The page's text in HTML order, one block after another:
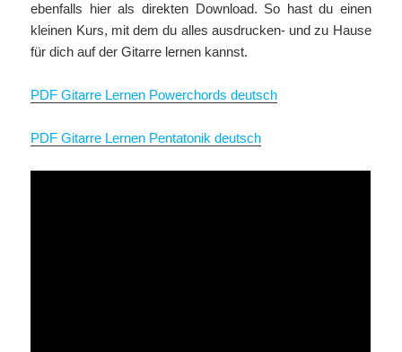
ebenfalls hier als direkten Download. So hast du einen
kleinen Kurs, mit dem du alles ausdrucken- und zu Hause
für dich auf der Gitarre lernen kannst.
PDF Gitarre Lernen Powerchords deutsch
PDF Gitarre Lernen Pentatonik deutsch